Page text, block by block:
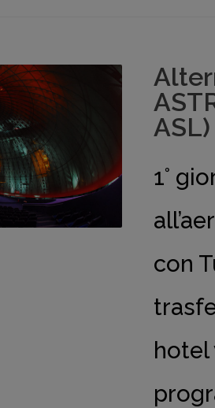
ASL)
1°
con